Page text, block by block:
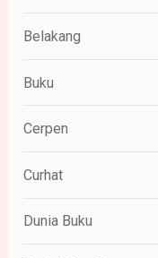
Belakang
Buku
Cerpen
Curhat
Dunia Buku